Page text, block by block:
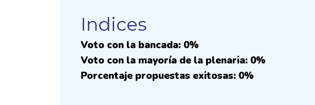
Indices
Voto con la bancada: 0%
Voto con la mayoría de la plenaria: 0%
Porcentaje propuestas exitosas: 0%